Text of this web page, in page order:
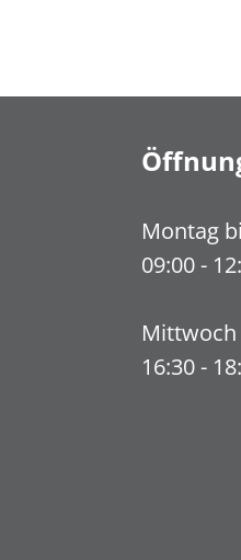
Montag
09:00 -
Mittwoch
16:30 -